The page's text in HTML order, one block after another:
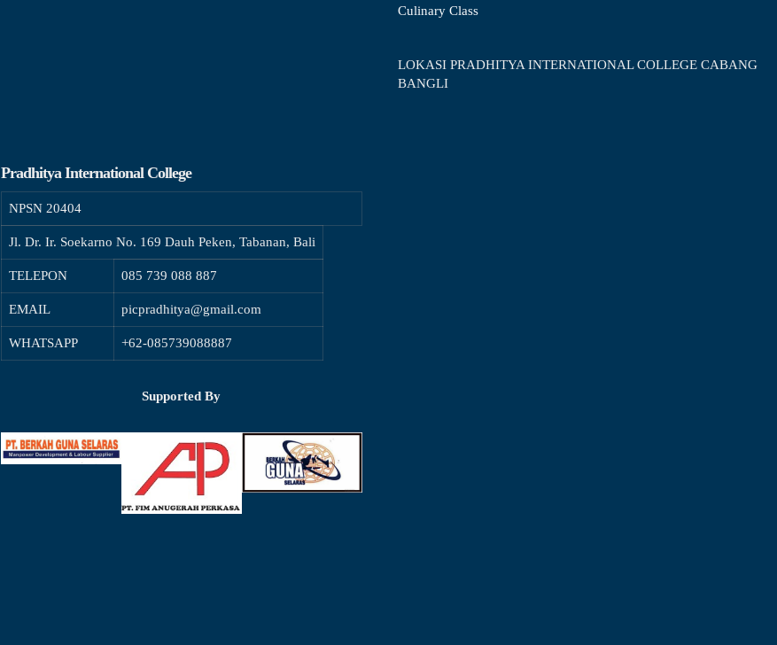
Pradhitya International College
NPSN 20404
Jl. Dr. Ir. Soekarno No. 169 Dauh Peken, Tabanan, Bali
TELEPON 085 739 088 887
EMAIL picpradhitya@gmail.com
WHATSAPP +62-085739088887
Supported By
Culinary Class
LOKASI PRADHITYA INTERNATIONAL COLLEGE CABANG
BANGLI